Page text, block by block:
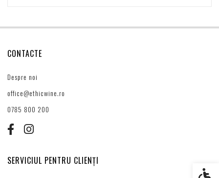
CONTACTE
Despre noi
office@ethicwine.ro
0785 800 200
SERVICIUL PENTRU CLIENȚI
Setări